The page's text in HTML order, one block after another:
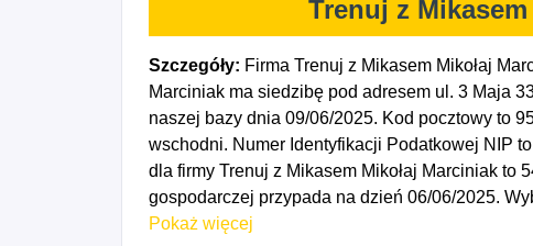
Trenuj z
Szczegóły: Firma Trenuj z Mikasem Mikołaj
Marciniak ma siedzibę pod adresem ul. 3 Maja
naszej bazy dnia 09/06/2025. Kod pocztowy to
wschodni. Numer Identyfikacji Podatkowej NIP
dla firmy Trenuj z Mikasem Mikołaj Marciniak to
gospodarczej przypada na dzień 06/06/2025.
obiektów służących poprawie kondycji fizycznej.
Pokaż więcej